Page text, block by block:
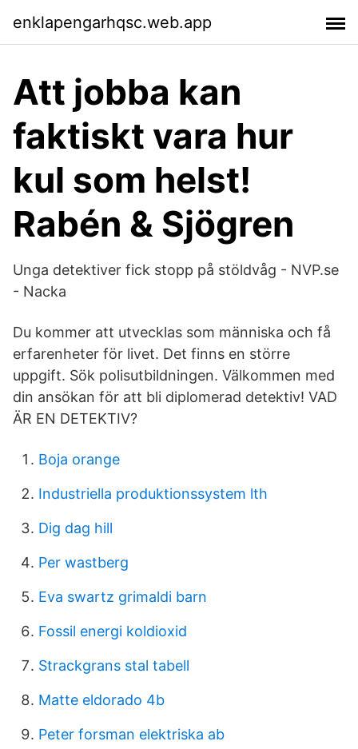
enklapengarhqsc.web.app
Att jobba kan
faktiskt vara hur
kul som helst!
Rabén & Sjögren
Unga detektiver fick stopp på stöldvåg - NVP.se
- Nacka
Du kommer att utvecklas som människa och få
erfarenheter för livet. Det finns en större
uppgift. Sök polisutbildningen. Välkommen med
din ansökan för att bli diplomerad detektiv! VAD
ÄR EN DETEKTIV?
Boja orange
Industriella produktionssystem lth
Dig dag hill
Per wastberg
Eva swartz grimaldi barn
Fossil energi koldioxid
Strackgrans stal tabell
Matte eldorado 4b
Peter forsman elektriska ab